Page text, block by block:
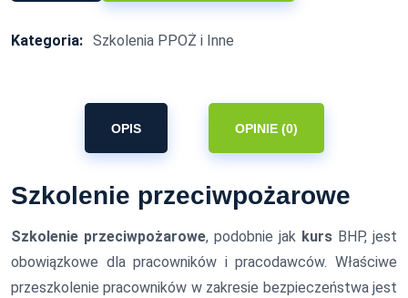
Kategoria: Szkolenia PPOŻ i Inne
OPIS OPINIE (0)
Szkolenie przeciwpożarowe
Szkolenie przeciwpożarowe, podobnie jak kurs BHP, jest
obowiązkowe dla pracowników i pracodawców. Właściwe
przeszkolenie pracowników w zakresie bezpieczeństwa jest